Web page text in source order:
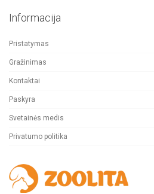
Informacija
Pristatymas
Gražinimas
Kontaktai
Paskyra
Svetainės medis
Privatumo politika